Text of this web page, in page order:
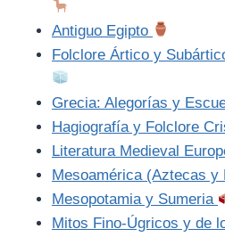
Antiguo Egipto
Folclore Ártico y
Grecia: Alegorías y
Hagiografía y Folclore
Literatura Medieval
Mesoamérica (Aztecas y
Mesopotamia y Sumeria
Mitos Fino-Úgricos y de